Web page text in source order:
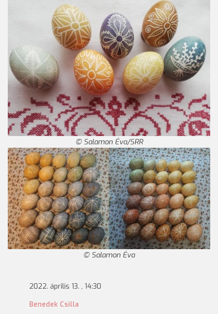
Salamon Éva/SRR
Salamon Éva
2022. április 13. , 14:30
Benedek Csilla